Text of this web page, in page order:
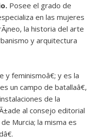
Posee el grado de
en las mujeres
la historia del arte
y arquitectura
feminismoâ€; y es la
un campo de batallaâ€,
de la
al consejo editorial
Murcia; la misma es